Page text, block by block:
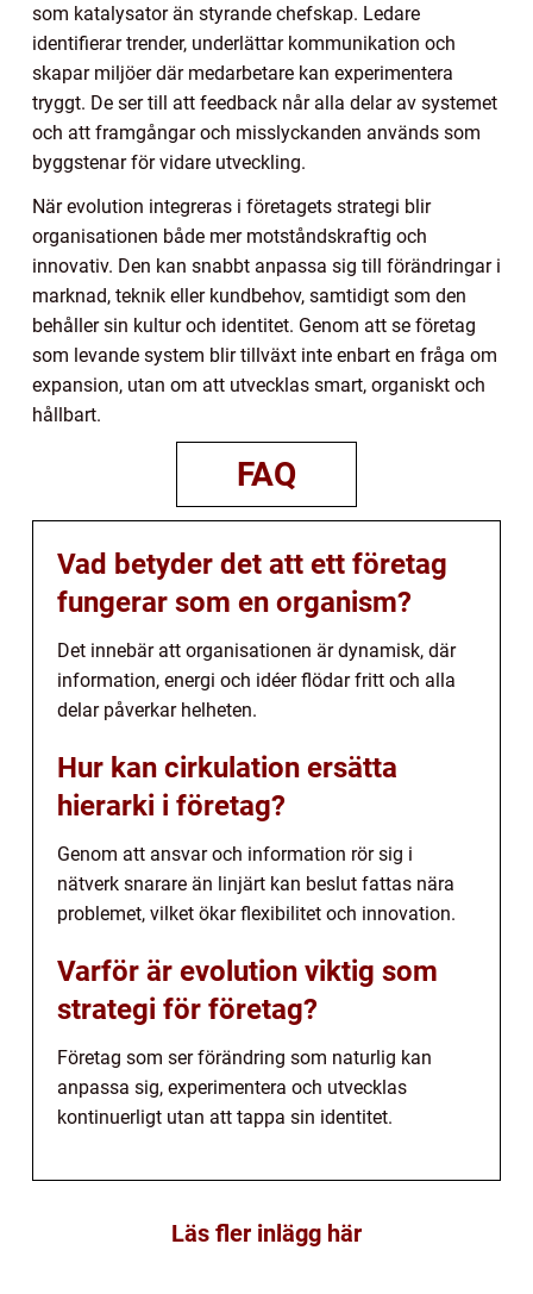
som katalysator än styrande chefskap. Ledare
identifierar trender, underlättar kommunikation och
skapar miljöer där medarbetare kan experimentera
tryggt. De ser till att feedback når alla delar av systemet
och att framgångar och misslyckanden används som
byggstenar för vidare utveckling.
När evolution integreras i företagets strategi blir
organisationen både mer motståndskraftig och
innovativ. Den kan snabbt anpassa sig till förändringar i
marknad, teknik eller kundbehov, samtidigt som den
behåller sin kultur och identitet. Genom att se företag
som levande system blir tillväxt inte enbart en fråga om
expansion, utan om att utvecklas smart, organiskt och
hållbart.
FAQ
Vad betyder det att ett företag
fungerar som en organism?
Det innebär att organisationen är dynamisk, där
information, energi och idéer flödar fritt och alla
delar påverkar helheten.
Hur kan cirkulation ersätta
hierarki i företag?
Genom att ansvar och information rör sig i
nätverk snarare än linjärt kan beslut fattas nära
problemet, vilket ökar flexibilitet och innovation.
Varför är evolution viktig som
strategi för företag?
Företag som ser förändring som naturlig kan
anpassa sig, experimentera och utvecklas
kontinuerligt utan att tappa sin identitet.
Läs fler inlägg här